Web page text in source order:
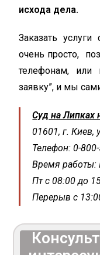
исхода дела.
Заказать
очень просто,
телефонам, или
заявку”, и мы
Суд на Липках
01601, г. Киев,
Телефон: 0-
Время работы:
Пт с 08:00 до
Перерыв с